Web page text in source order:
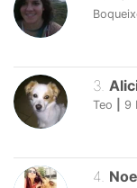
3.
Teo 9
4.